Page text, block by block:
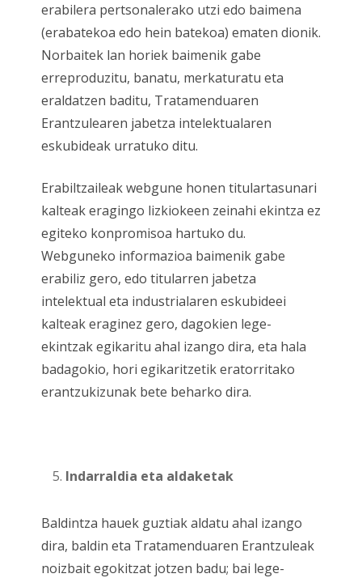
erabilera pertsonalerako utzi edo baimena
(erabatekoa edo hein batekoa) ematen dionik.
Norbaitek lan horiek baimenik gabe
erreproduzitu, banatu, merkaturatu eta
eraldatzen baditu, Tratamenduaren
Erantzulearen jabetza intelektualaren
eskubideak urratuko ditu.
Erabiltzaileak webgune honen titulartasunari
kalteak eragingo lizkiokeen zeinahi ekintza ez
egiteko konpromisoa hartuko du.
Webguneko informazioa baimenik gabe
erabiliz gero, edo titularren jabetza
intelektual eta industrialaren eskubideei
kalteak eraginez gero, dagokien lege-
ekintzak egikaritu ahal izango dira, eta hala
badagokio, hori egikaritzetik eratorritako
erantzukizunak bete beharko dira.
Indarraldia eta aldaketak
Baldintza hauek guztiak aldatu ahal izango
dira, baldin eta Tratamenduaren Erantzuleak
noizbait egokitzat jotzen badu; bai lege-